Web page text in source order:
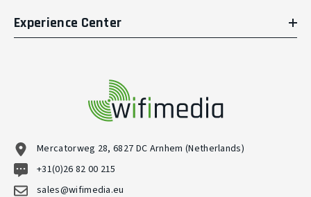
Experience Center
Mercatorweg 28, 6827 DC Arnhem (Netherlands)
+31(0)26 82 00 215
sales@wifimedia.eu